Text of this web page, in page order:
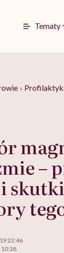
Tematy
›
–
22:46